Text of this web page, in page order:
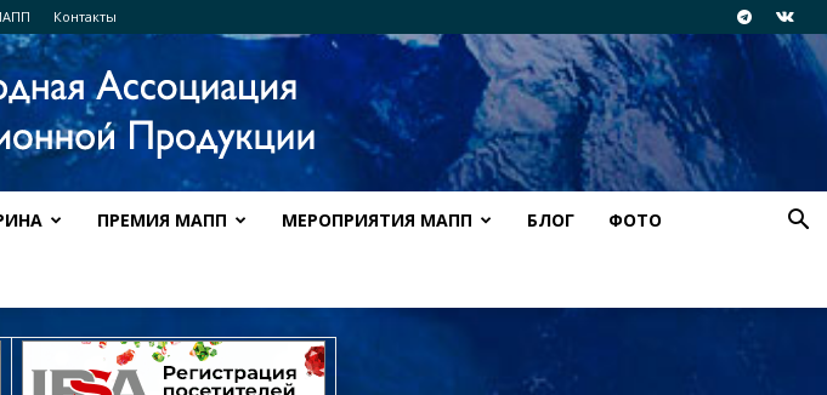
Контакты
ПРЕМИЯ МАПП МЕРОПРИЯТИЯ МАПП БЛОГ ФОТО